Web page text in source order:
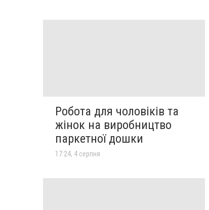
Робота для чоловіків та
жінок на виробництво
паркетної дошки
17:24, 4 серпня